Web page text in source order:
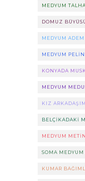
MEDYUM TALHA
DOMUZ
MEDYUM
MEDYUM
KONYADA
MEDYUM
KIZ
BELÇIKADAKI
MEDYUM
SOMA MEDYUM
KUMAR